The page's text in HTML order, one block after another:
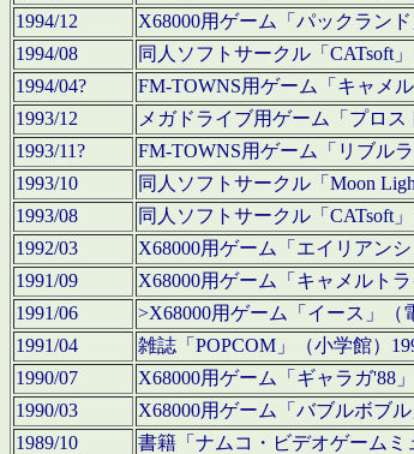
1994/12
X68000用ゲーム「パックラン
1994/08
同人ソフトサークル「CATsoft
1994/04?
FM-TOWNS用ゲーム「キャメ
1993/12
メガドライブ用ゲーム「プロ
1993/11?
FM-TOWNS用ゲーム「リブル
1993/10
同人ソフトサークル「Moon
1993/08
同人ソフトサークル「CATsoft
1992/03
X68000用ゲーム「エイリアン
1991/09
X68000用ゲーム「キャメルト
1991/06
>X68000用ゲーム「イース」（
1991/04
雑誌「POPCOM」（小学館）
1990/07
X68000用ゲーム「ギャラガ'88
1990/03
X68000用ゲーム「バブルボブ
1989/10
書籍「ナムコ・ビデオゲーム